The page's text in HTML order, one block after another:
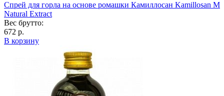
Спрей для горла на основе ромашки Камиллосан Kamillosan M
Natural Extract
Вес брутто:
672 р.
В корзину